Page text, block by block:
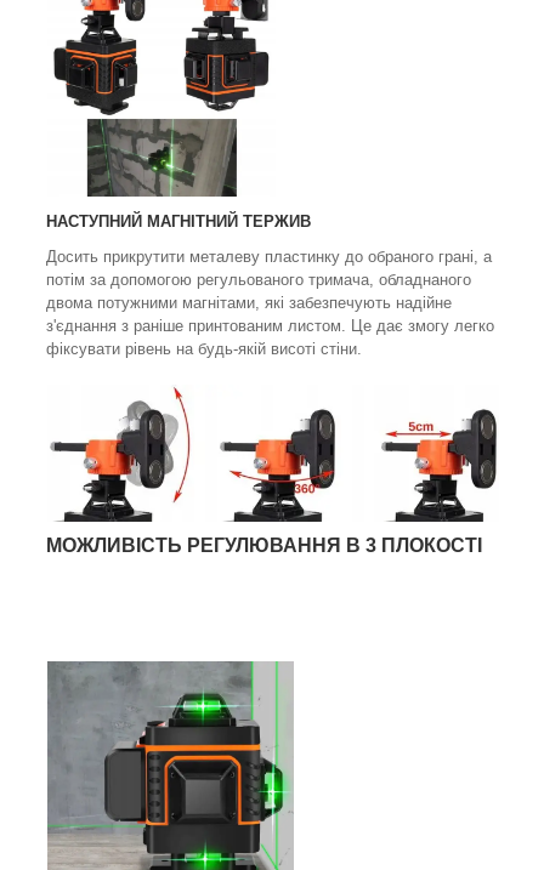
НАСТУПНИЙ МАГНІТНИЙ ТЕРЖИВ
Досить прикрутити металеву пластинку до обраного грані, а
потім за допомогою регульованого тримача, обладнаного
двома потужними магнітами, які забезпечують надійне
з'єднання з раніше принтованим листом. Це дає змогу легко
фіксувати рівень на будь-якій висоті стіни.
МОЖЛИВІСТЬ РЕГУЛЮВАННЯ В 3 ПЛОКОСТІ